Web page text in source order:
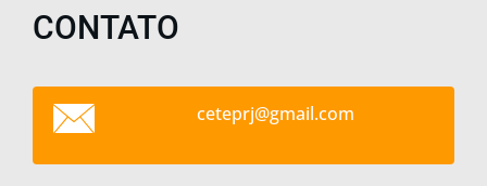
CONTATO
ceteprj@gmail.com